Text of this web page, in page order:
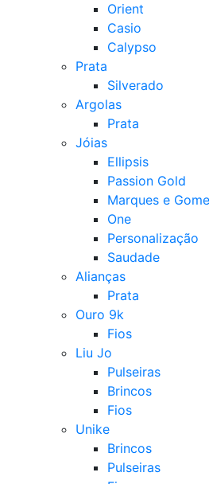
Orient
Casio
Calypso
Prata
Silverado
Argolas
Prata
Jóias
Ellipsis
Passion Gold
Marques e
One
Personalização
Saudade
Alianças
Prata
Ouro 9k
Fios
Liu Jo
Pulseiras
Brincos
Fios
Unike
Brincos
Pulseiras